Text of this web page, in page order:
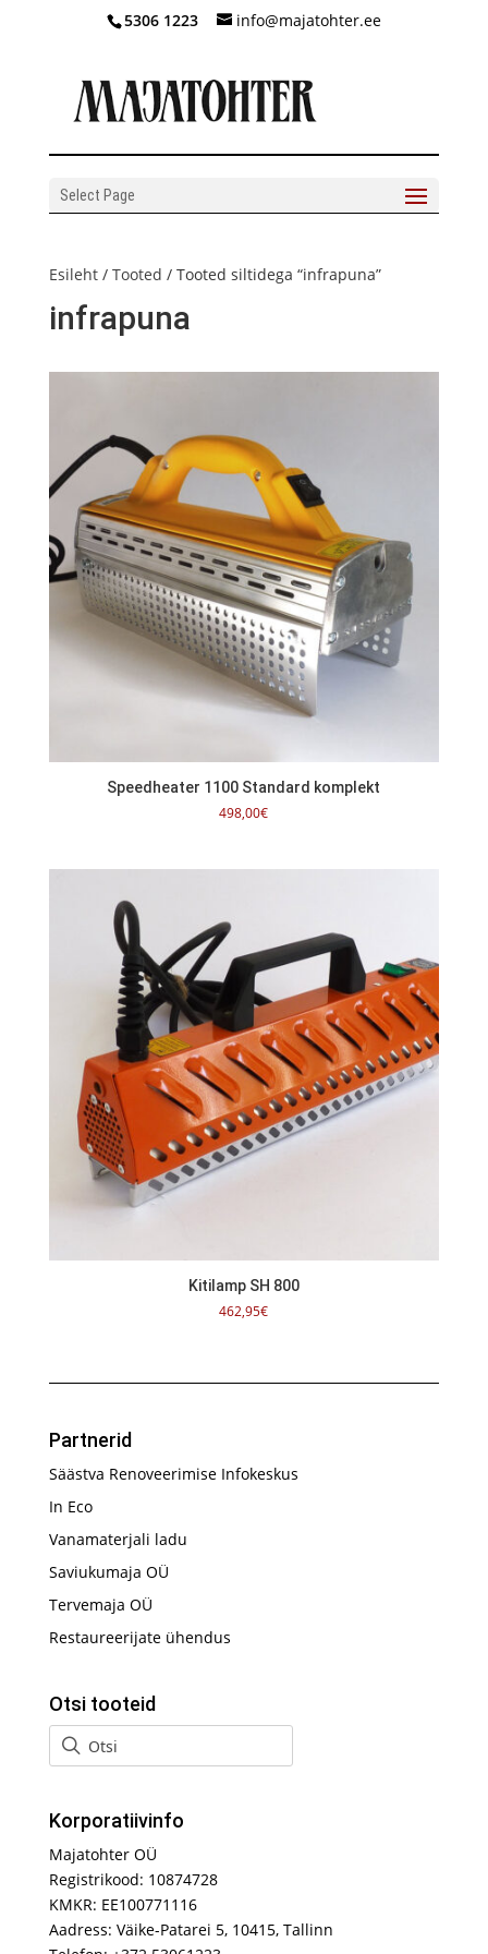
5306 1223 info@majatohter.ee
Select Page
Esileht/ Tooted / Tooted siltidega “infrapuna”
infrapuna
Speedheater 1100 Standard komplekt
498,00€
Kitilamp SH 800
462,95€
Partnerid
Säästva Renoveerimise Infokeskus
In Eco
Vanamaterjali ladu
Saviukumaja OÜ
Tervemaja OÜ
Restaureerijate ühendus
Otsi tooteid
Korporatiivinfo
Majatohter OÜ
Registrikood: 10874728
KMKR: EE100771116
Aadress: Väike-Patarei 5, 10415, Tallinn